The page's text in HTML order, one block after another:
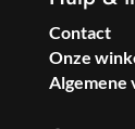
Contact
Onze
Algemene